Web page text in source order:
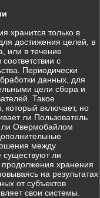
хранится только в
достижения целей, в
или в течение
с
Периодически
данных, для
цели сбора и
Такое
который включает, но
ли Пользователь
Овермобайлом
между
ли
хранения
на результатах
от субъектов
свои системы.